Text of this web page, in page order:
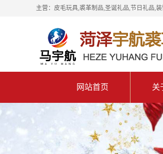
主营：皮毛玩具,裘革制品,圣诞礼品,节日礼品,
网站首页 关